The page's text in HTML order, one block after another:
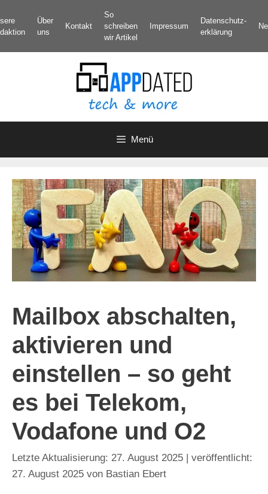
Inhalt
springen
Über
uns
Kontakt
So
schreiben
wir Artikel
Impressum
Datenschutz­
erklärung
Menü
Mailbox abschalten,
aktivieren und
einstellen – so geht
es bei Telekom,
Vodafone und O2
27. August 2025
27. August 2025 von Bastian Ebert